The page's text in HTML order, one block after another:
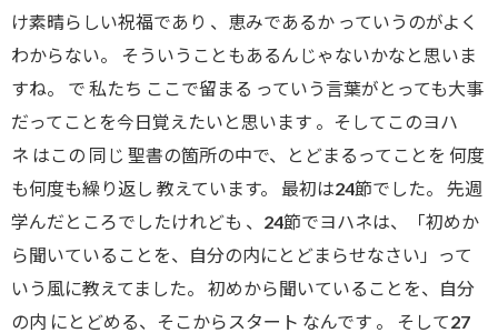
け素晴らしい祝福であり 、恵みであるか っていうのがよく
わからない。 そういうこともあるんじゃないかなと思いま
すね。 で 私たち ここで留まる っていう言葉がとっても大事
だってことを今日覚えたいと思います 。そしてこのヨハ
ネ はこの 同じ 聖書の箇所の中で、とどまるってことを 何度
も何度も繰り返し 教えています。 最初は24節でした。 先週
学んだところでしたけれども 、24節でヨハネは、「初めか
ら聞いていることを、自分の内にとどまらせなさい」って
いう風に教えてました。 初めから聞いていることを、自分
の内 にとどめる、そこからスタート なんです 。 そして27